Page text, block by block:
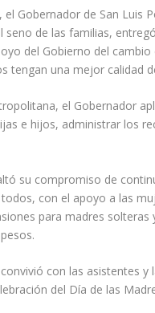
Gobernador de San Luis
de las familias,
del Gobierno del
tengan una mejor calidad
el Gobernador
e hijos, administrar los
su compromiso de
con el apoyo a las
para madres
con las asistentes
del Día de las